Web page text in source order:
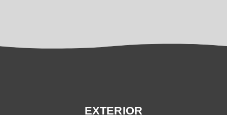
EXTERIOR